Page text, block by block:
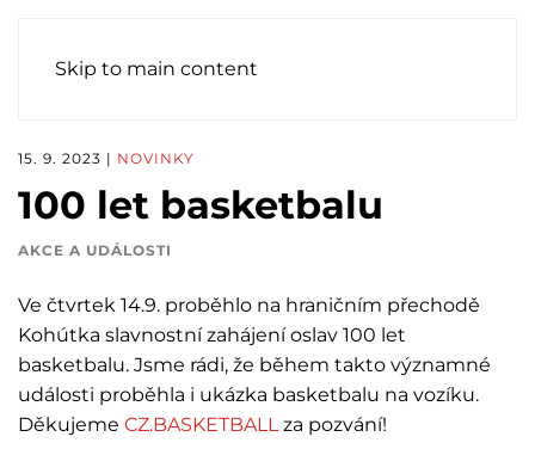
Skip to main content
15. 9. 2023 | NOVINKY
100 let basketbalu
AKCE A UDÁLOSTI
Ve čtvrtek 14.9. proběhlo na hraničním přechodě
Kohútka slavnostní zahájení oslav 100 let
basketbalu. Jsme rádi, že během takto významné
události proběhla i ukázka basketbalu na vozíku.
Děkujeme CZ.BASKETBALLza pozvání!